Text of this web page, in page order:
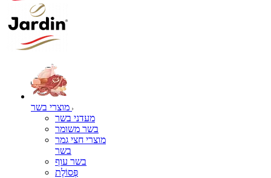
מעדני בשר
בשר משומר
מוצרי חצי גמר
בשר
בשר עוף
פְּסוֹלֶת